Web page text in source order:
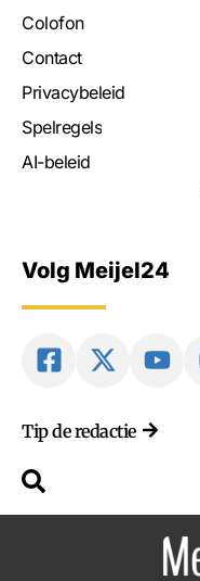
Colofon
Contact
Privacybeleid
Spelregels
AI-beleid
Volg Meijel24
Tip de redactie